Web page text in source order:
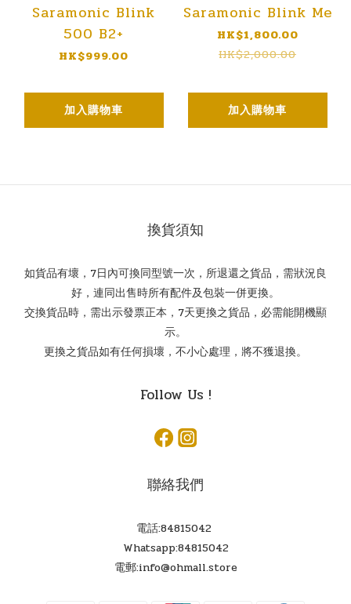
Saramonic Blink
500 B2+
HK$999.00
加入購物車
Saramonic Blink Me
HK$1,800.00
HK$2,000.00
加入購物車
換貨須知
如貨品有壞，7日內可換同型號一次，所退還之貨品，需狀況良
好，連同出售時所有配件及包裝一併更換。
交換貨品時，需出示發票正本，7天更換之貨品，必需能開機顯
示。
更換之貨品如有任何損壞，不小心處理，將不獲退換。
Follow Us !
聯絡我們
電話:84815042
Whatsapp:84815042
電郵:info@ohmall.store